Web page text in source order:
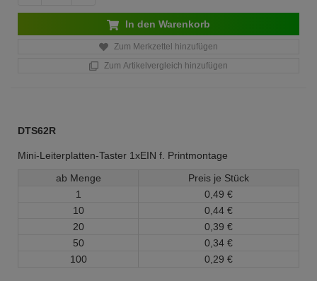
In den Warenkorb
Zum Merkzettel hinzufügen
Zum Artikelvergleich hinzufügen
DTS62R
Mini-Leiterplatten-Taster 1xEIN f. Printmontage
ab Menge
Preis je Stück
1
0, 49 €
10
0, 44 €
20
0, 39 €
50
0, 34 €
100
0, 29 €